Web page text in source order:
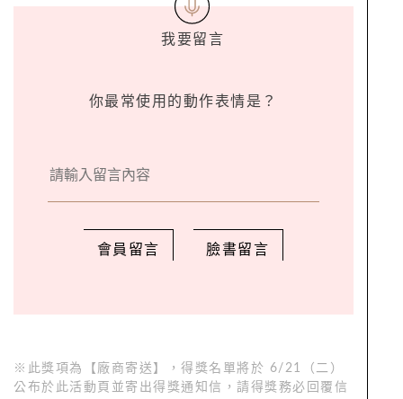
我要留言
你最常使用的動作表情是？
會員留言 臉書留言
※此獎項為【廠商寄送】，得獎名單將於 6/21（二）
公布於此活動頁並寄出得獎通知信，請得獎務必回覆信